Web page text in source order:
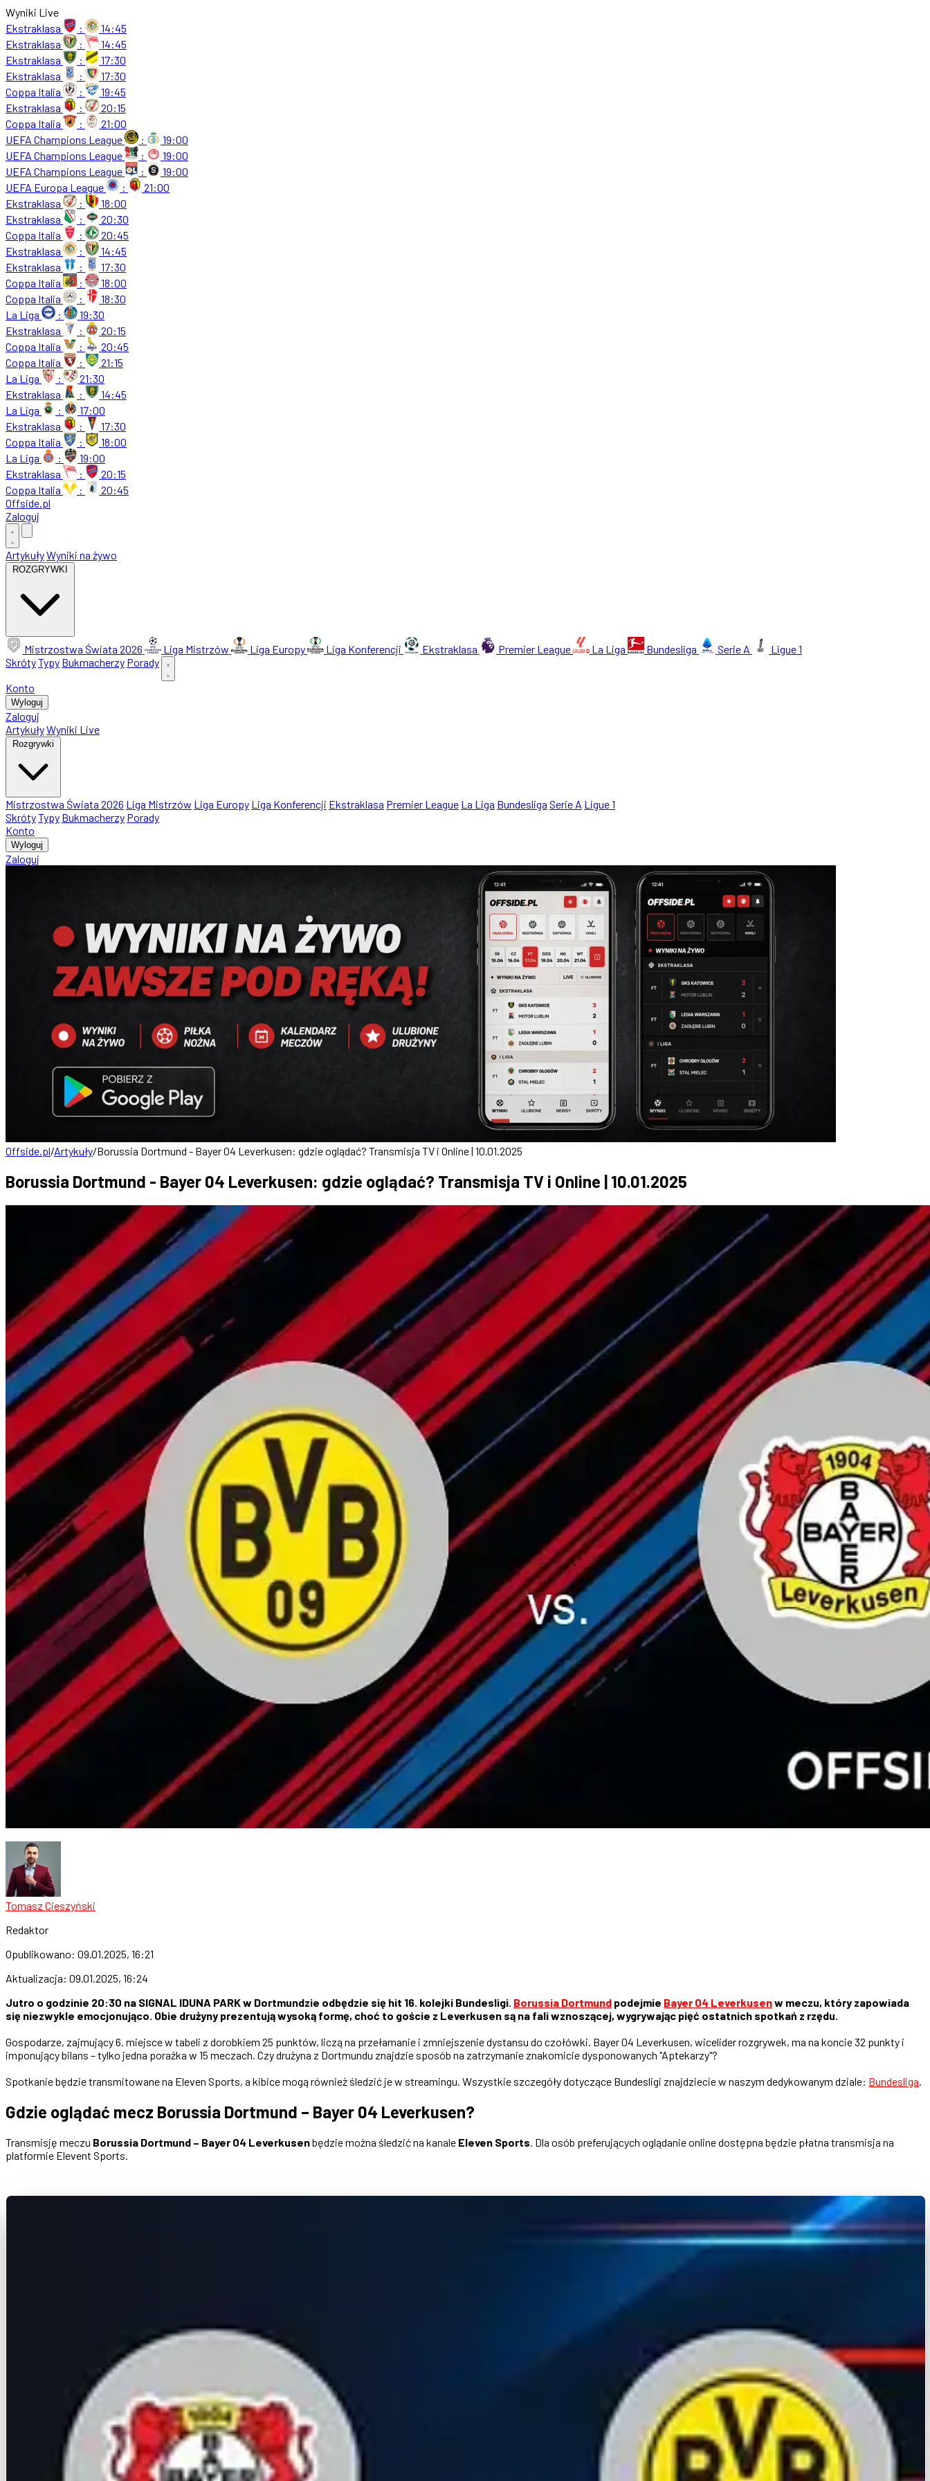
Wyniki Live
Ekstraklasa
:
14:45
Ekstraklasa
:
14:45
Ekstraklasa
:
17:30
Ekstraklasa
:
17:30
Coppa Italia
:
19:45
Ekstraklasa
:
20:15
Coppa Italia
:
21:00
UEFA Champions League
:
19:00
UEFA Champions League
:
19:00
UEFA Champions League
:
19:00
UEFA Europa League
:
21:00
Ekstraklasa
:
18:00
Ekstraklasa
:
20:30
Coppa Italia
:
20:45
Ekstraklasa
:
14:45
Ekstraklasa
:
17:30
Coppa Italia
:
18:00
Coppa Italia
:
18:30
La Liga
:
19:30
Ekstraklasa
:
20:15
Coppa Italia
:
20:45
Coppa Italia
:
21:15
La Liga
:
21:30
Ekstraklasa
:
14:45
La Liga
:
17:00
Ekstraklasa
:
17:30
Coppa Italia
:
18:00
La Liga
:
19:00
Ekstraklasa
:
20:15
Coppa Italia
:
20:45
Offside.pl
Zaloguj
ArtykułyWyniki na żywo
ROZGRYWKI
Mistrzostwa Świata 2026 Liga Mistrzów Liga Europy Liga Konferencji Ekstraklasa Premier League La Liga Bundesliga Serie A
Ligue 1
SkrótyTypy Bukmacherzy Porady
Konto
Wyloguj
Zaloguj
ArtykułyWyniki Live
Rozgrywki
Mistrzostwa Świata 2026 Liga Mistrzów Liga Europy Liga Konferencji Ekstraklasa Premier League La Liga Bundesliga Serie A Ligue 1
SkrótyTypy Bukmacherzy Porady
Konto
Wyloguj
Zaloguj
Offside.pl/Artykuły/Borussia Dortmund - Bayer 04 Leverkusen: gdzie oglądać? Transmisja TV i Online | 10.01.2025
Borussia Dortmund - Bayer 04 Leverkusen: gdzie oglądać? Transmisja TV i Online | 10.01.2025
Tomasz Cieszyński
Redaktor
Opublikowano: 09.01.2025, 16:21
Aktualizacja: 09.01.2025, 16:24
Jutro o godzinie 20:30 na SIGNAL IDUNA PARK w Dortmundzie odbędzie się hit 16. kolejki Bundesligi. Borussia Dortmund podejmie Bayer 04 Leverkusenw meczu, który zapowiada
się niezwykle emocjonująco. Obie drużyny prezentują wysoką formę, choć to goście z Leverkusen są na fali wznoszącej, wygrywając pięć ostatnich spotkań z rzędu.
Gospodarze, zajmujący 6. miejsce w tabeli z dorobkiem 25 punktów, liczą na przełamanie i zmniejszenie dystansu do czołówki. Bayer 04 Leverkusen, wicelider rozgrywek, ma na koncie 32 punkty i
imponujący bilans – tylko jedna porażka w 15 meczach. Czy drużyna z Dortmundu znajdzie sposób na zatrzymanie znakomicie dysponowanych "Aptekarzy"?
Spotkanie będzie transmitowane na Eleven Sports, a kibice mogą również śledzić je w streamingu. Wszystkie szczegóły dotyczące Bundesligi znajdziecie w naszym dedykowanym dziale: Bundesliga.
Gdzie oglądać mecz Borussia Dortmund – Bayer 04 Leverkusen?
Transmisję meczu Borussia Dortmund – Bayer 04 Leverkusenbędzie można śledzić na kanale Eleven Sports . Dla osób preferujących oglądanie online dostępna będzie płatna transmisja na
platformie Elevent Sports.